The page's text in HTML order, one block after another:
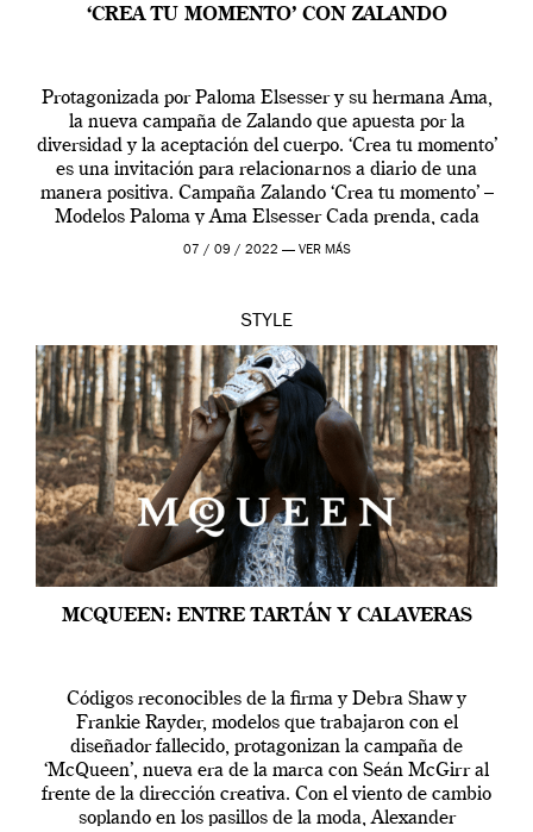
‘CREA TU MOMENTO’ CON ZALANDO
Protagonizada por Paloma Elsesser y su hermana Ama,
la nueva campaña de Zalando que apuesta por la
diversidad y la aceptación del cuerpo. ‘Crea tu momento’
es una invitación para relacionarnos a diario de una
manera positiva. Campaña Zalando ‘Crea tu momento’ –
Modelos Paloma y Ama Elsesser Cada prenda, cada
outfit, cada momento, caracteriza […]
07 / 09 / 2022 — VER MÁS
STYLE
MCQUEEN: ENTRE TARTÁN Y CALAVERAS
Códigos reconocibles de la firma y Debra Shaw y
Frankie Rayder, modelos que trabajaron con el
diseñador fallecido, protagonizan la campaña de
‘McQueen’, nueva era de la marca con Seán McGirr al
frente de la dirección creativa. Con el viento de cambio
soplando en los pasillos de la moda, Alexander